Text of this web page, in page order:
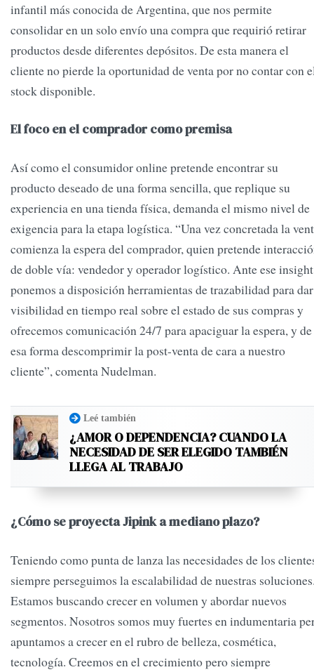
infantil más conocida de Argentina, que nos permite
consolidar en un solo envío una compra que requirió retirar
productos desde diferentes depósitos. De esta manera el
cliente no pierde la oportunidad de venta por no contar con
stock disponible.
El foco en el comprador como premisa
Así como el consumidor online pretende encontrar su
producto deseado de una forma sencilla, que replique su
experiencia en una tienda física, demanda el mismo nivel de
exigencia para la etapa logística. “Una vez concretada la
comienza la espera del comprador, quien pretende
de doble vía: vendedor y operador logístico. Ante ese insight
ponemos a disposición herramientas de trazabilidad para dar
visibilidad en tiempo real sobre el estado de sus compras y
ofrecemos comunicación 24/7 para apaciguar la espera, y de
esa forma descomprimir la post-venta de cara a nuestro
cliente”, comenta Nudelman.
Leé también
¿AMOR O DEPENDENCIA? CUANDO LA
NECESIDAD DE SER ELEGIDO TAMBIÉN
LLEGA AL TRABAJO
¿Cómo se proyecta Jipink a mediano plazo?
Teniendo como punta de lanza las necesidades de los
siempre perseguimos la escalabilidad de nuestras
Estamos buscando crecer en volumen y abordar nuevos
segmentos. Nosotros somos muy fuertes en indumentaria
apuntamos a crecer en el rubro de belleza, cosmética,
tecnología. Creemos en el crecimiento pero siempre